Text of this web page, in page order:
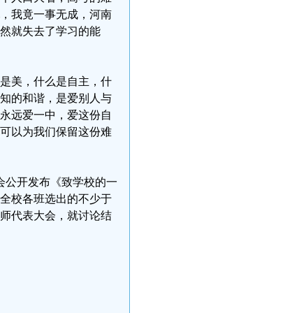
我竟一事无成，河南
就失去了学习的能
美，什么是自主，什
的和谐，是爱别人与
远爱一中，爱这份自
以为我们保留这份难
公开发布《致学校的一
校各班选出的不少于
代表大会，就讨论结